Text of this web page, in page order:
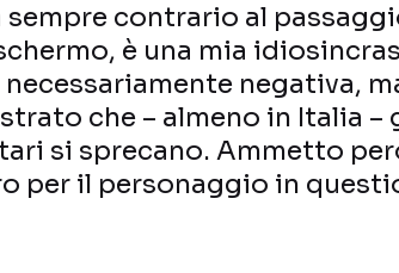
sempre contrario al
è una mia
necessariamente negativa,
che – almeno in Italia –
si sprecano. Ammetto
per il personaggio in